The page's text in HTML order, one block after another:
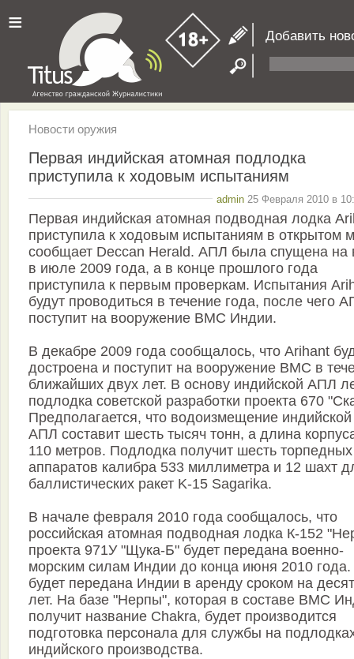
≡ Добавить
Новости оружия
Первая индийская атомная подлодка
приступила к ходовым испытаниям
admin 25 Февраля 2010 в
Первая индийская атомная подводная лодка
приступила к ходовым испытаниям в открытом
сообщает Deccan Herald. АПЛ была спущена на
в июле 2009 года, а в конце прошлого года
приступила к первым проверкам. Испытания
будут проводиться в течение года, после чего
поступит на вооружение ВМС Индии.
В декабре 2009 года сообщалось, что Arihant
достроена и поступит на вооружение ВМС в
ближайших двух лет. В основу индийской АПЛ
подлодка советской разработки проекта 670
Предполагается, что водоизмещение индийской
АПЛ составит шесть тысяч тонн, а длина
110 метров. Подлодка получит шесть торпедных
аппаратов калибра 533 миллиметра и 12 шахт
баллистических ракет K-15 Sagarika.
В начале февраля 2010 года сообщалось, что
российская атомная подводная лодка К-152
проекта 971У "Щука-Б" будет передана военно-
морским силам Индии до конца июня 2010
будет передана Индии в аренду сроком на
лет. На базе "Нерпы", которая в составе ВМС
получит название Chakra, будет производится
подготовка персонала для службы на
индийского производства.